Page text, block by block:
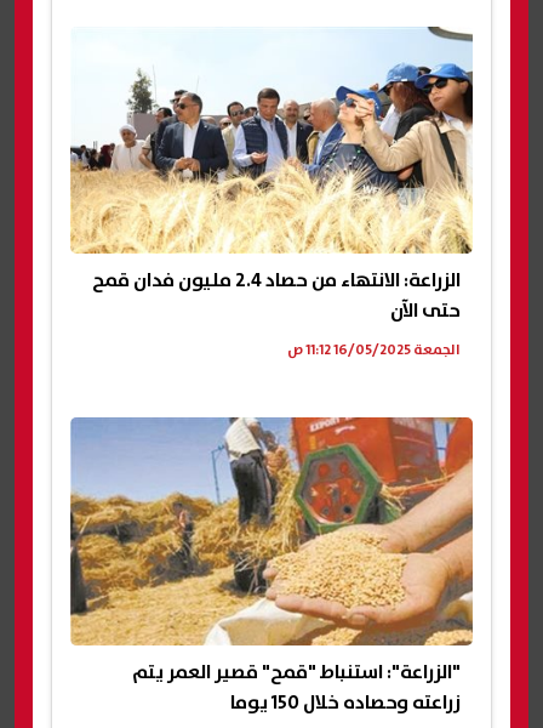
الزراعة: الانتهاء من حصاد 2.4 مليون فدان قمح
حتى الآن
الجمعة 16/05/2025 11:12 ص
"الزراعة": استنباط "قمح" قصير العمر يتم
زراعته وحصاده خلال 150 يوما